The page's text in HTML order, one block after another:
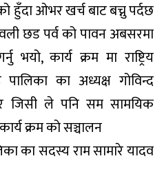
हुँदा ओभर खर्च बाट बच्नु पर्दछ
छड पर्व को पावन अबसरमा
भयो, कार्य क्रम मा राष्ट्रिय
का अध्यक्ष गोविन्द
जिसी ले पनि सम सामयिक
क्रम को सञ्चालन
का सदस्य राम सामारे यादव